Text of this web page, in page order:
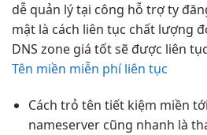
dễ quản lýtại công hỗ trợty
mật là cách liên tục chất lượng
DNS zone giá tốtsẽ được liên tục
Tên miền miễn phí liên tục
Cách trỏ tên tiết kiệm miền tới
nameserver cũng nhanh là